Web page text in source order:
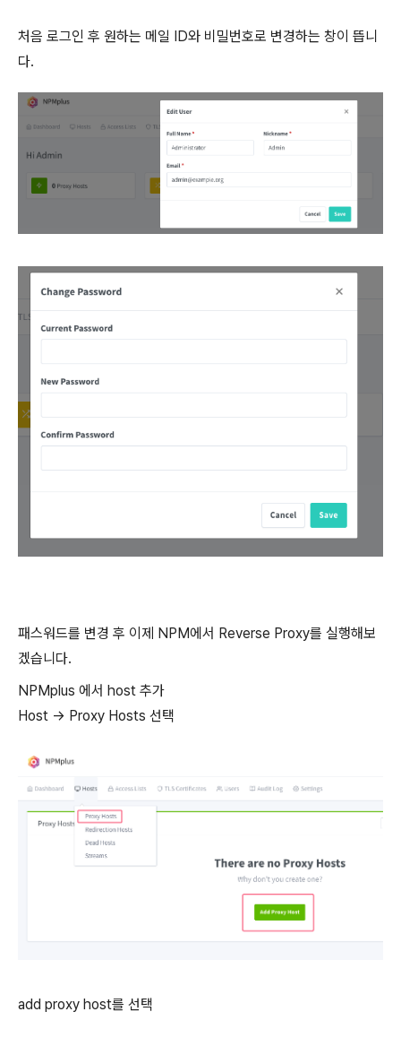
처음 로그인 후 원하는 메일 ID와 비밀번호로 변경하는 창이 뜹니
다.
패스워드를 변경 후 이제 NPM에서 Reverse Proxy를 실행해보
겠습니다.
NPMplus 에서 host 추가
Host → Proxy Hosts 선택
add proxy host를 선택